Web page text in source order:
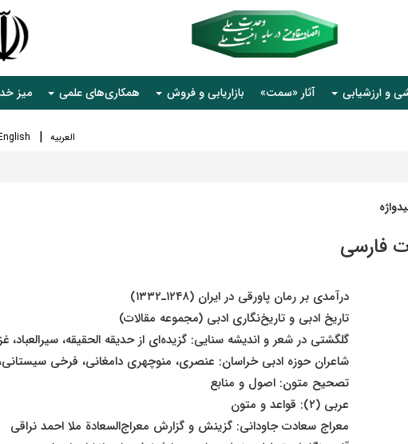
و ارزشیابی آثار «سمت» بازاریابی و فروش همکاری‌های علمی میز
العربیه
فارسی
درآمدی بر رمان پاورقی در ایران (۱۲۴۸ـ۱۳۳۲)
تاریخ ادبی و تاریخ‌نگاری ادبی (مجموعه مقالات)
گلگشتی در شعر و اندیشه سنایی: گزیده‌ای از حدیقه ‌الحقیقه،
شاعران حوزه ادبی خراسان: عنصری، منوچهری دامغانی، فرخی
تصحیح متون: اصول و منابع
عربی (۲): قواعد و متون
معراج سعادت جاودانی: گزینش و گزارش معراج‌السعادة ملا احمد نراقی